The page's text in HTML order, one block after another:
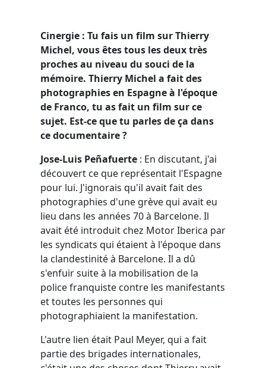
Cinergie : Tu fais un film sur Thierry
Michel, vous êtes tous les deux très
proches au niveau du souci de la
mémoire. Thierry Michel a fait des
photographies en Espagne à l'époque
de Franco, tu as fait un film sur ce
sujet. Est-ce que tu parles de ça dans
ce documentaire ?
Jose-Luis Peñafuerte : En discutant, j'ai
découvert ce que représentait l'Espagne
pour lui. J'ignorais qu'il avait fait des
photographies d'une grève qui avait eu
lieu dans les années 70 à Barcelone. Il
avait été introduit chez Motor Iberica par
les syndicats qui étaient à l'époque dans
la clandestinité à Barcelone. Il a dû
s'enfuir suite à la mobilisation de la
police franquiste contre les manifestants
et toutes les personnes qui
photographiaient la manifestation.
L'autre lien était Paul Meyer, qui a fait
partie des brigades internationales,